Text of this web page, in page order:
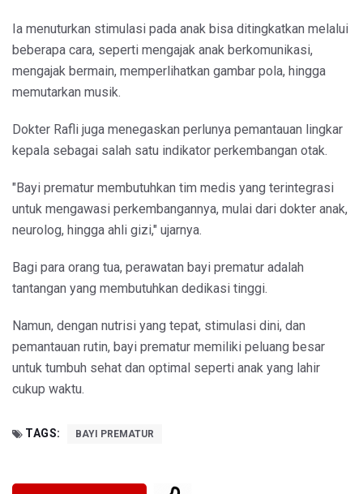
Ia menuturkan stimulasi pada anak bisa ditingkatkan melalui
beberapa cara, seperti mengajak anak berkomunikasi,
mengajak bermain, memperlihatkan gambar pola, hingga
memutarkan musik.
Dokter Rafli juga menegaskan perlunya pemantauan lingkar
kepala sebagai salah satu indikator perkembangan otak.
"Bayi prematur membutuhkan tim medis yang terintegrasi
untuk mengawasi perkembangannya, mulai dari dokter anak,
neurolog, hingga ahli gizi," ujarnya.
Bagi para orang tua, perawatan bayi prematur adalah
tantangan yang membutuhkan dedikasi tinggi.
Namun, dengan nutrisi yang tepat, stimulasi dini, dan
pemantauan rutin, bayi prematur memiliki peluang besar
untuk tumbuh sehat dan optimal seperti anak yang lahir
cukup waktu.
TAGS: BAYI PREMATUR